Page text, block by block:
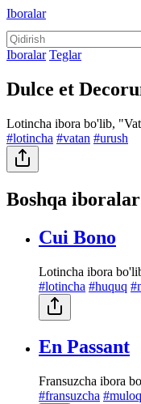
Iboralar
Iboralar Teglar
Dulce et
Lotincha ibora bo'lib,
#lotincha #vatan #urush
Boshqa iboralar
Cui Bono
Lotincha ibora
#lotincha #huquq
En Passant
Fransuzcha ibora
#fransuzcha